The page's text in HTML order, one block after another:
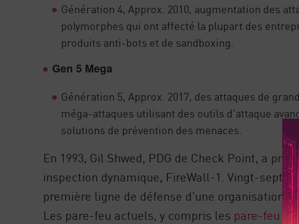
Génération 4, Approx. 2010, augmentation des
polymorphes qui ont affecté la plupart des
produits anti-bots et de sandboxing.
Gen 5 Mega
Génération 5, Approx. 2017, des attaques de
méga-attaques utilisant des outils d'attaque
solutions de prévention des menaces.
En 1993, Gil Shwed, PDG de Check Point, a
inspection dynamique, FireWall-1. Vingt-sept
première ligne de défense d'une organisation
Les pare-feu actuels, y compris les pare-feu